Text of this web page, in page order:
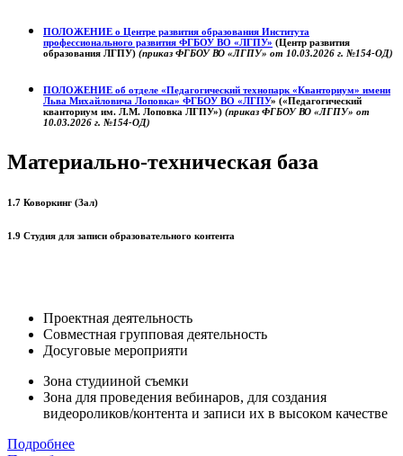
ПОЛОЖЕНИЕ о Центре развития образования Института
профессионального развития ФГБОУ ВО «ЛГПУ» (Центр развития
образования ЛГПУ) (приказ ФГБОУ ВО «ЛГПУ» от 10.03.2026 г. №154-ОД)
ПОЛОЖЕНИЕ об отделе «Педагогический технопарк «Кванториум» имени
Льва Михайловича Лоповка» ФГБОУ ВО «ЛГПУ» («Педагогический
кванториум им. Л.М. Лоповка ЛГПУ») (приказ ФГБОУ ВО «ЛГПУ» от
10.03.2026 г. №154-ОД)
Материально-техническая база
1.7 Коворкинг (Зал)
1.9 Студия для записи образовательного контента
Проектная деятельность
Совместная групповая деятельность
Досуговые мероприяти
Зона студииной съемки
Зона для проведения вебинаров, для создания
видеороликов/контента и записи их в высоком качестве
Подробнее